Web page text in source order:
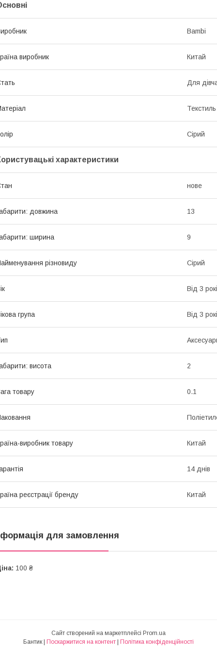
Bambi
виробник Китай
Для
Текстиль
Сірий
характеристики
нове
довжина 13
ширина 9
різновиду Сірий
Від 3
група Від 3
висота 2
товару 0.1
виробник товару Китай
14 днів
реєстрації бренду Китай
для замовлення
100 ₴
Сайт створений на маркетплейсі Prom.ua
Поскаржитися на контент Політика конфіденційності